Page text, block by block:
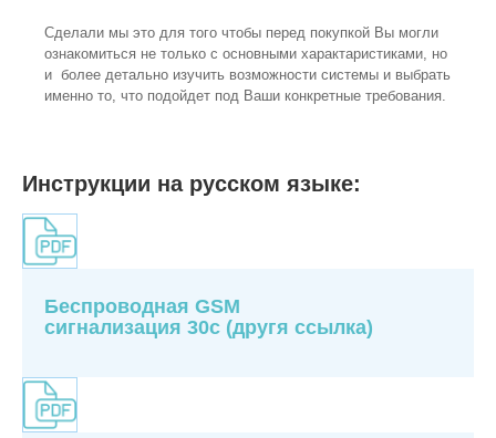
Сделали мы это для того чтобы перед покупкой Вы могли
ознакомиться не только с основными характаристиками, но
и более детально изучить возможности системы и выбрать
именно то, что подойдет под Ваши конкретные требования.
Инструкции на русском языке:
Беспроводная GSM
сигнализация 30с (другя ссылка)